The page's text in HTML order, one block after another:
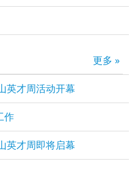
更多 »
英才周活动开幕
作
英才周即将启幕